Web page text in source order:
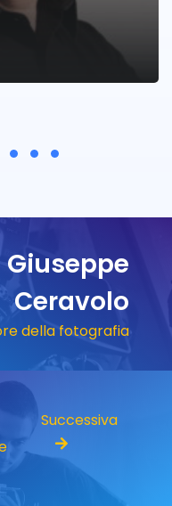
Giuseppe
Ceravolo
della fotografia
Successiva